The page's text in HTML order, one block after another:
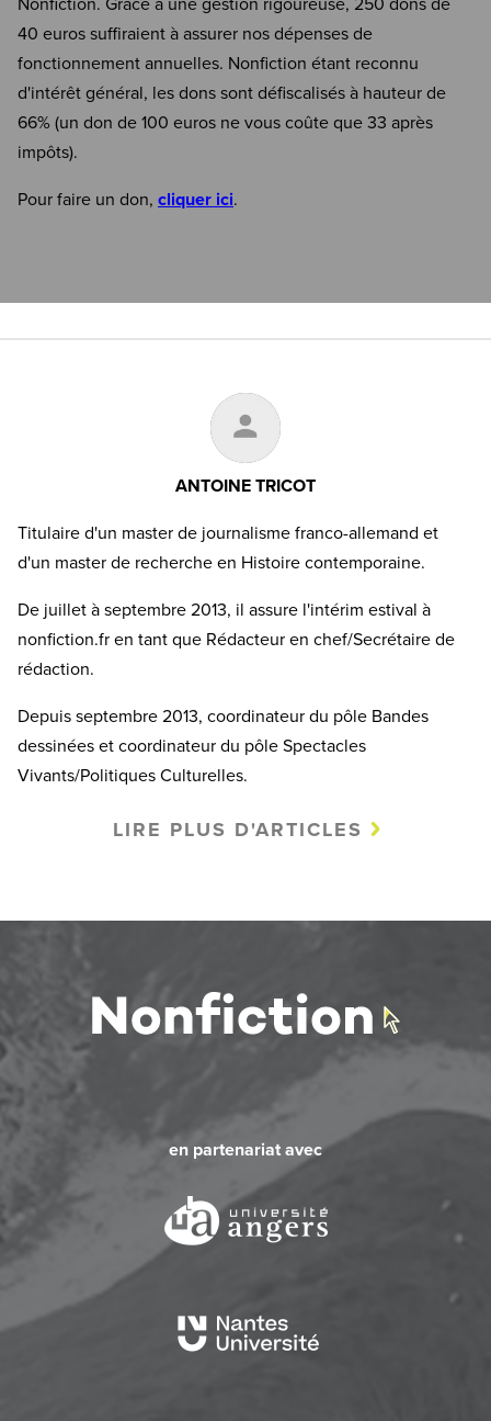
40 euros suffiraient à assurer nos dépenses de
fonctionnement annuelles. Nonfiction étant reconnu
d'intérêt général, les dons sont défiscalisés à hauteur de
66% (un don de 100 euros ne vous coûte que 33 après
impôts).
Pour faire un don, cliquer ici.
ANTOINE TRICOT
Titulaire d'un master de journalisme franco-allemand et
d'un master de recherche en Histoire contemporaine.
De juillet à septembre 2013, il assure l'intérim estival à
nonfiction.fr en tant que Rédacteur en chef/Secrétaire de
rédaction.
Depuis septembre 2013, coordinateur du pôle Bandes
dessinées et coordinateur du pôle Spectacles
Vivants/Politiques Culturelles.
LIRE PLUS D'ARTICLES
en partenariat avec